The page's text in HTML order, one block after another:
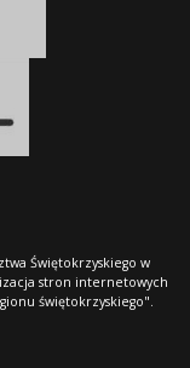
Świętokrzyskiego w
stron internetowych
świętokrzyskiego".